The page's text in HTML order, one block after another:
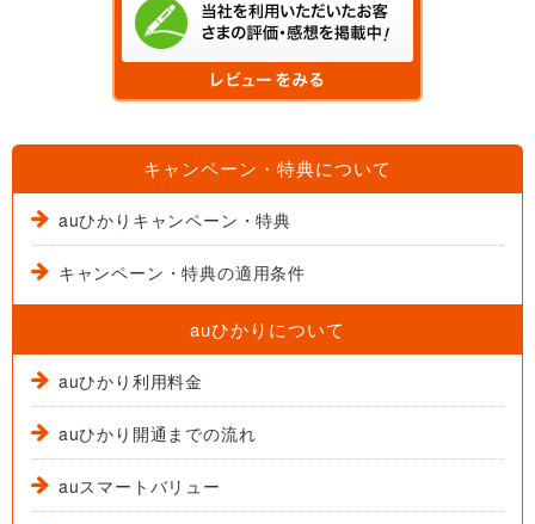
キャンペーン・特典について
auひかりキャンペーン・特典
キャンペーン・特典の適用条件
auひかりについて
auひかり利用料金
auひかり開通までの流れ
auスマートバリュー